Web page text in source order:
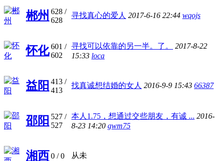
郴州 628 /
628
寻找真心的爱人 2017-6-16 22:44 wqojs
怀化601 /
602
寻找可以依靠的另一半。了。
2017-8-22
15:33 loca
益阳 413 /
413
找真诚想结婚的女人 2016-9-9 15:43 66387
邵阳 527 /
527
本人1.75，想通过交些朋友，有诚 ... 2016-
8-23 14:20 gwm75
湘西0 / 0 从未